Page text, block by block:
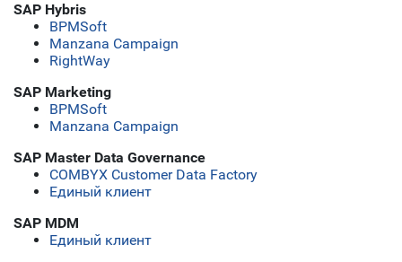
SAP Hybris
BPMSoft
Manzana Campaign
RightWay
SAP Marketing
BPMSoft
Manzana Campaign
SAP Master Data Governance
COMBYX Customer Data Factory
Единый клиент
SAP MDM
Единый клиент